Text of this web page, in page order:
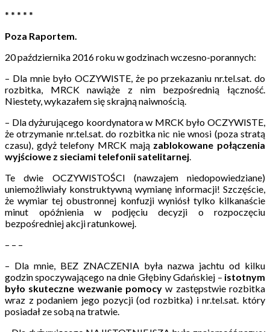
* * * * *
Poza Raportem.
20 października 2016 roku w godzinach wczesno-porannych:
– Dla mnie było OCZYWISTE, że po przekazaniu nr.tel.sat. do
rozbitka, MRCK nawiąże z nim bezpośrednią łączność.
Niestety, wykazałem się skrajną naiwnością.
– Dla dyżurującego koordynatora w MRCK było OCZYWISTE,
że otrzymanie nr.tel.sat. do rozbitka nic nie wnosi (poza stratą
czasu), gdyż telefony MRCK mają zablokowane połączenia
wyjściowe z sieciami telefonii satelitarnej
Te dwie OCZYWISTOŚCI (nawzajem niedopowiedziane)
uniemożliwiały konstruktywną wymianę informacji! Szczęście,
że wymiar tej obustronnej konfuzji wyniósł tylko kilkanaście
minut opóźnienia w podjęciu decyzji o rozpoczęciu
bezpośredniej akcji ratunkowej.
– – –
– Dla mnie, BEZ ZNACZENIA była nazwa jachtu od kilku
godzin spoczywającego na dnie Głębiny Gdańskiej – istotnym
było skuteczne wezwanie pomocyw zastępstwie rozbitka
wraz z podaniem jego pozycji (od rozbitka) i nr.tel.sat. który
posiadał ze sobą na tratwie.